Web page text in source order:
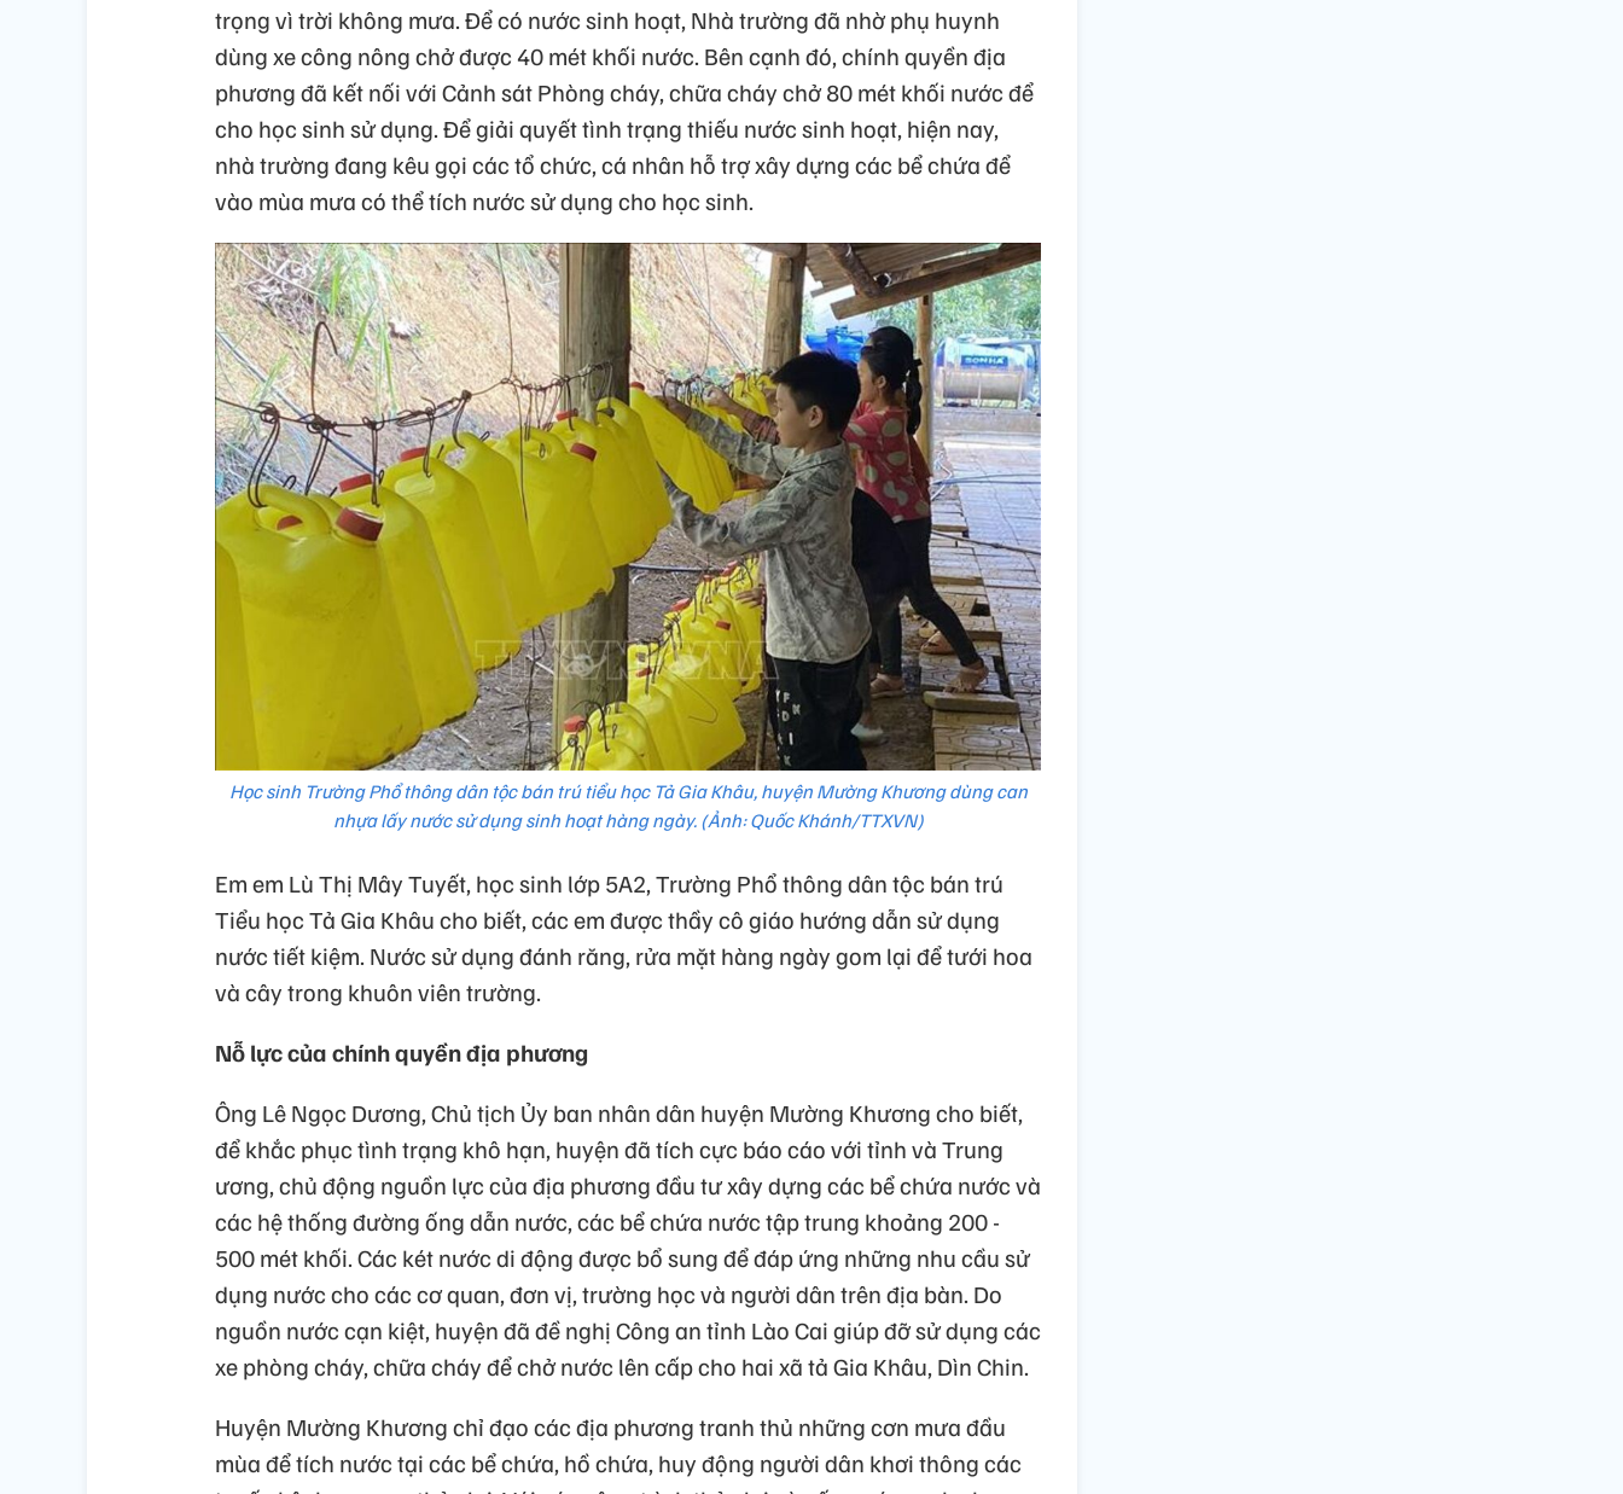
trọng vì trời không mưa. Để có nước sinh hoạt, Nhà trường đã nhờ phụ huynh
dùng xe công nông chở được 40 mét khối nước. Bên cạnh đó, chính quyền địa
phương đã kết nối với Cảnh sát Phòng cháy, chữa cháy chở 80 mét khối nước để
cho học sinh sử dụng. Để giải quyết tình trạng thiếu nước sinh hoạt, hiện nay,
nhà trường đang kêu gọi các tổ chức, cá nhân hỗ trợ xây dựng các bể chứa để
vào mùa mưa có thể tích nước sử dụng cho học sinh.
Học sinh Trường Phổ thông dân tộc bán trú tiểu học Tả Gia Khâu, huyện Mường Khương dùng can
nhựa lấy nước sử dụng sinh hoạt hàng ngày. (Ảnh: Quốc Khánh/TTXVN)
Em em Lù Thị Mây Tuyết, học sinh lớp 5A2, Trường Phổ thông dân tộc bán trú
Tiểu học Tả Gia Khâu cho biết, các em được thầy cô giáo hướng dẫn sử dụng
nước tiết kiệm. Nước sử dụng đánh răng, rửa mặt hàng ngày gom lại để tưới hoa
và cây trong khuôn viên trường.
Nỗ lực của chính quyền địa phương
Ông Lê Ngọc Dương, Chủ tịch Ủy ban nhân dân huyện Mường Khương cho biết,
để khắc phục tình trạng khô hạn, huyện đã tích cực báo cáo với tỉnh và Trung
ương, chủ động nguồn lực của địa phương đầu tư xây dựng các bể chứa nước và
các hệ thống đường ống dẫn nước, các bể chứa nước tập trung khoảng 200 -
500 mét khối. Các két nước di động được bổ sung để đáp ứng những nhu cầu sử
dụng nước cho các cơ quan, đơn vị, trường học và người dân trên địa bàn. Do
nguồn nước cạn kiệt, huyện đã đề nghị Công an tỉnh Lào Cai giúp đỡ sử dụng các
xe phòng cháy, chữa cháy để chở nước lên cấp cho hai xã tả Gia Khâu, Dìn Chin.
Huyện Mường Khương chỉ đạo các địa phương tranh thủ những cơn mưa đầu
mùa để tích nước tại các bể chứa, hồ chứa, huy động người dân khơi thông các